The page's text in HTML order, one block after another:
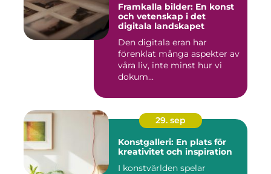
Framkalla bilder: En konst
och vetenskap i det
digitala landskapet
Den digitala eran har
förenklat många aspekter av
våra liv, inte minst hur vi
dokum...
29. sep
Konstgalleri: En plats för
kreativitet och inspiration
I konstvärlden spelar